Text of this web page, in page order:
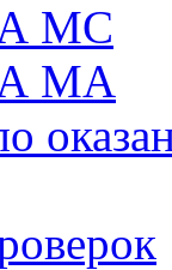
МС
МА